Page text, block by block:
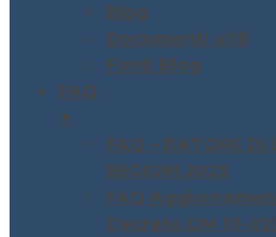
Blog
Documenti utili
Fonti Blog
FAQ
▼
FAQ – DATORE
REGIONI 2025
FAQ
Decreto DM 01-